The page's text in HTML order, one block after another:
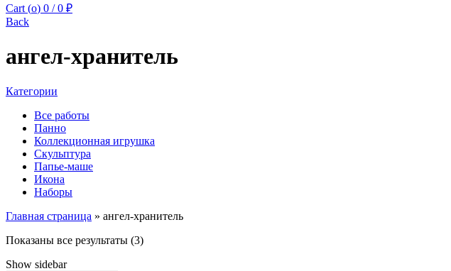
Cart (o) 0 / 0 ₽
Back
ангел-хранитель
Категории
Все работы
Панно
Коллекционная игрушка
Скульптура
Папье-маше
Икона
Наборы
Главная страница » ангел-хранитель
Показаны все результаты (3)
Show sidebar